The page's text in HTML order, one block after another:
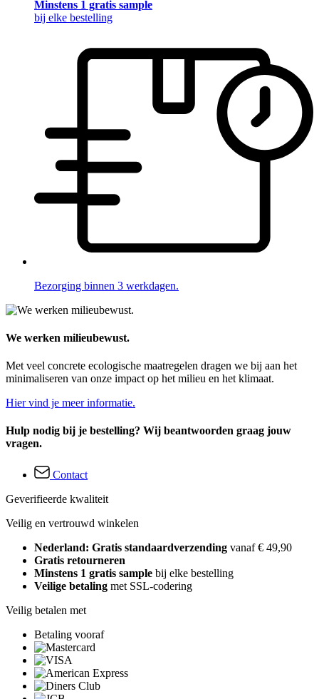
Minstens 1 gratis sample
bij elke bestelling
Bezorging binnen 3 werkdagen.
We werken milieubewust.
Met veel concrete ecologische maatregelen dragen we bij aan het
minimaliseren van onze impact op het milieu en het klimaat.
Hier vind je meer informatie.
Hulp nodig bij je bestelling? Wij beantwoorden graag jouw
vragen.
Contact
Geverifieerde kwaliteit
Veilig en vertrouwd winkelen
Nederland: Gratis standaardverzending vanaf € 49,90
Gratis retourneren
Minstens 1 gratis sample bij elke bestelling
Veilige betaling met SSL-codering
Veilig betalen met
Betaling vooraf